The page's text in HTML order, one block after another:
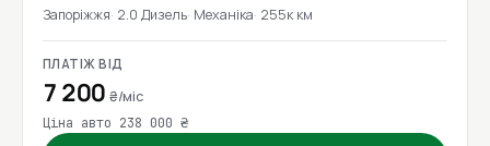
Запоріжжя 2.0 Дизель Механіка 255к км
ПЛАТІЖ ВІД
7 200₴/міс
Ціна авто 238 000 ₴